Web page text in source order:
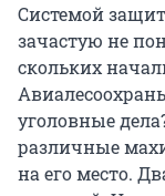
Системой
зачастую не
скольких
уголовные
различные
на его место.